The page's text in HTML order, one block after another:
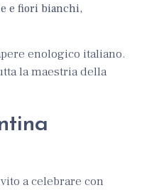
e fiori bianchi,
enologico italiano.
la maestria della
a celebrare con